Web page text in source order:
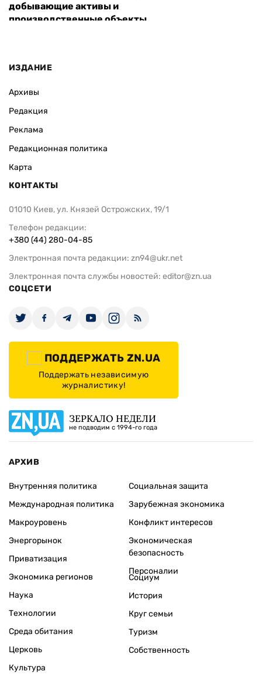
добывающие активы и
производственные объекты
ИЗДАНИЕ
Архивы
Редакция
Реклама
Редакционная политика
Карта
КОНТАКТЫ
01010 Киев, ул. Князей Острожских, 19/1
Телефон редакции:
+380 (44) 280-04-85
Электронная почта редакции: zn94@ukr.net
Электронная почта службы новостей: editor@zn.ua
СОЦСЕТИ
ПОДДЕРЖАТЬ ZN.UA
Поддержать независимую
журналистику!
ЗЕРКАЛО НЕДЕЛИ
не подводим с 1994-го года
АРХИВ
Внутренняя политика
Международная политика
Макроуровень
Энергорынок
Приватизация
Экономика регионов
Социальная защита
Зарубежная экономика
Конфликт интересов
Экономическая
безопасность
Персоналии
Наука
Технологии
Среда обитания
Церковь
Культура
Социум
История
Круг семьи
Туризм
Собственность